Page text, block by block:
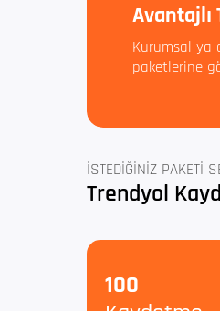
Kurumsal ya
paketlerine
İSTEDİĞİNİZ PAKETİ
Trendyol
100